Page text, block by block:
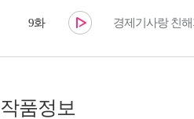
9화 경제기사랑 친해
작품정보